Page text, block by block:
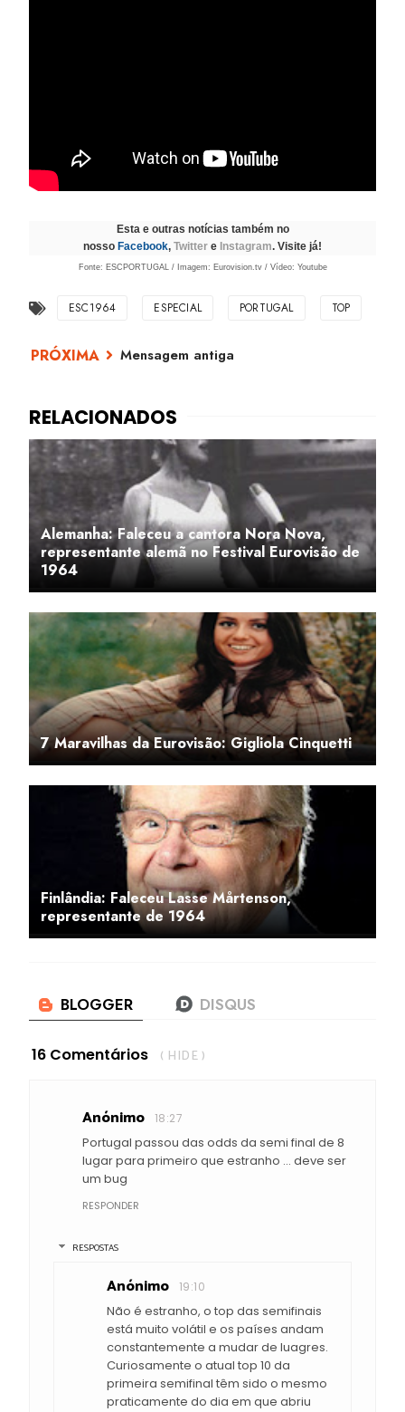
Esta e outras notícias também no
nosso Facebook, Twitter e Instagram. Visite já!
Fonte: ESCPORTUGAL / Imagem: Eurovision.tv / Vídeo: Youtube
ESC1964 ESPECIAL PORTUGAL TOP
Mensagem antiga
Alemanha: Faleceu a cantora Nora Nova,
representante alemã no Festival Eurovisão de
1964
7 Maravilhas da Eurovisão: Gigliola Cinquetti
Finlândia: Faleceu Lasse Mårtenson,
representante de 1964
16 Comentários ( HIDE )
Anónimo 18:27
Portugal passou das odds da semi final de 8
lugar para primeiro que estranho ... deve ser
um bug
RESPONDER
RESPOSTAS
Anónimo 19:10
Não é estranho, o top das semifinais
está muito volátil e os países andam
constantemente a mudar de luagres.
Curiosamente o atual top 10 da
primeira semifinal têm sido o mesmo
praticamente do dia em que abriu